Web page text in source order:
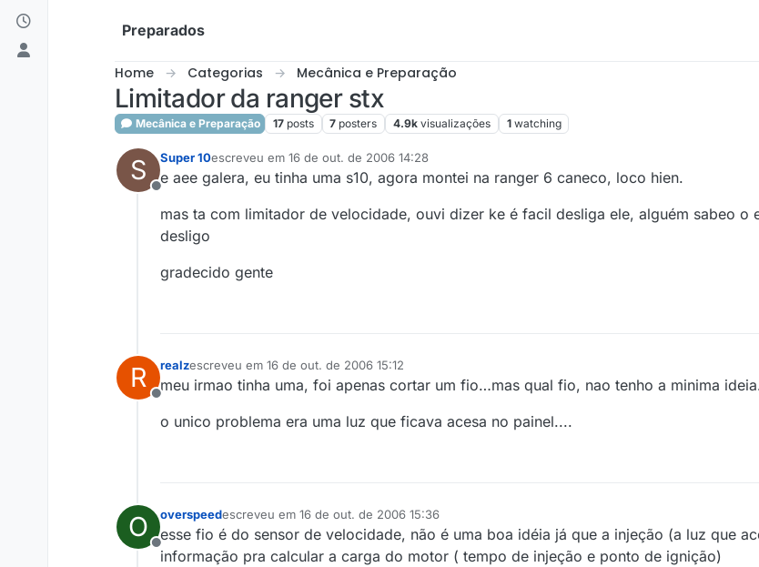
Skip to content
Preparados
Home Categorias Mecânica e Preparação
Limitador da ranger stx
Mecânica e Preparação 17 posts 7 posters 4.9k visualizações 1 watching
S
Offline
Super 10escreveu em 16 de out. de 2006 14:28
última edição por
e aee galera, eu tinha uma s10, agora montei na ranger 6 caneco, loco hien.
mas ta com limitador de velocidade, ouvi dizer ke é facil desliga ele, alguém sabeo o
desligo
gradecido gente
R
Offline
realzescreveu em 16 de out. de 2006 15:12
última edição por
meu irmao tinha uma, foi apenas cortar um fio…mas qual fio, nao tenho a minima
o unico problema era uma luz que ficava acesa no painel....
O
Offline
overspeedescreveu em 16 de out. de 2006 15:36
última edição por
esse fio é do sensor de velocidade, não é uma boa idéia já que a injeção (a luz que
informação pra calcular a carga do motor ( tempo de injeção e ponto de ignição)